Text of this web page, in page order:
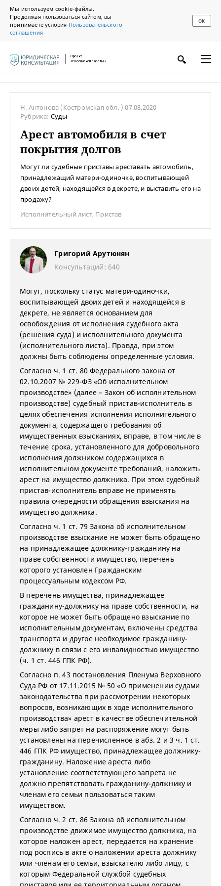
Мы используем cookie-файлы.
Продолжая пользоваться сайтом, вы
принимаете условия Пользовательского
соглашения
ОК
Проект
«Российской газеты»
Н. Антонова (Костромская обл. )07.08.2020
Рубрика: Суды
Арест автомобиля в счет
покрытия долгов
Могут ли судебные приставы ареставать автомобиль,
принадлежащий матери-одиночке, воспитывающей
двоих детей, находящейся в декрете, и выставить его на
продажу?
Исполнительный лист, Пристав
Григорий Арутюнян
Консультаций: 640
Могут, поскольку статус матери-одиночки,
воспитывающей двоих детей и находящейся в
декрете, не является основанием для
освобождения от исполнения судебного акта
(решения суда) и исполнительного документа
(исполнительного листа). Правда, при этом
должны быть соблюдены определенные условия.
Согласно ч. 1 ст. 80 Федерального закона от
02.10.2007 № 229-ФЗ «Об исполнительном
производстве» (далее – Закон об исполнительном
производстве) судебный пристав-исполнитель в
целях обеспечения исполнения исполнительного
документа, содержащего требования об
имущественных взысканиях, вправе, в том числе в
течение срока, установленного для добровольного
исполнения должником содержащихся в
исполнительном документе требований, наложить
арест на имущество должника. При этом судебный
пристав-исполнитель вправе не применять
правила очередности обращения взыскания на
имущество должника.
Согласно ч. 1 ст. 79 Закона об исполнительном
производстве взыскание не может быть обращено
на принадлежащее должнику-гражданину на
праве собственности имущество, перечень
которого установлен Гражданским
процессуальным кодексом РФ.
В перечень имущества, принадлежащее
гражданину-должнику на праве собственности, на
которое не может быть обращено взыскание по
исполнительным документам, включены средства
транспорта и другое необходимое гражданину-
должнику в связи с его инвалидностью имущество
(ч. 1 ст. 446 ГПК РФ).
Согласно п. 43 постановления Пленума Верховного
Суда РФ от 17.11.2015 № 50 «О применении судами
законодательства при рассмотрении некоторых
вопросов, возникающих в ходе исполнительного
производства» арест в качестве обеспечительной
меры либо запрет на распоряжение могут быть
установлены на перечисленное в абз. 2 и 3 ч. 1 ст.
446 ГПК РФ имущество, принадлежащее должнику-
гражданину. Наложение ареста либо
установление соответствующего запрета не
должно препятствовать гражданину-должнику и
членам его семьи пользоваться таким
имуществом.
Согласно ч. 2 ст. 86 Закона об исполнительном
производстве движимое имущество должника, на
которое наложен арест, передается на хранение
под роспись в акте о наложении ареста должнику
или членам его семьи, взыскателю либо лицу, с
которым Федеральной службой судебных